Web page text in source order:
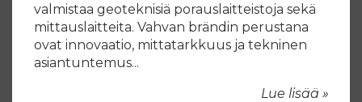
valmistaa geoteknisiä porauslaitteistoja sekä
mittauslaitteita. Vahvan brändin perustana
ovat innovaatio, mittatarkkuus ja tekninen
asiantuntemus...
Lue lisää »